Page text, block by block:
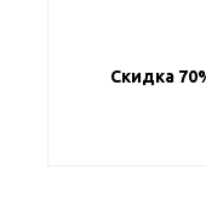
Скидка
Представляем